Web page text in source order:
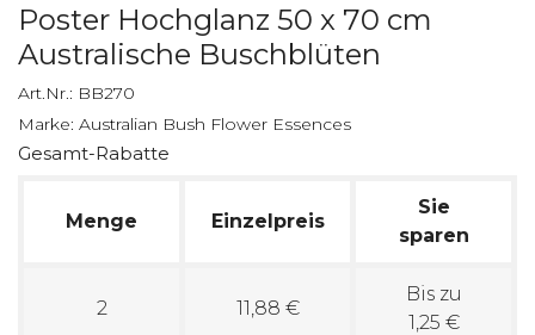
Poster Hochglanz 50 x 70 cm
Australische Buschblüten
Art.Nr.: BB270
Marke: Australian Bush Flower Essences
Gesamt-Rabatte
Menge Einzelpreis
Sie
sparen
2 11,88 €
Bis zu
1,25 €